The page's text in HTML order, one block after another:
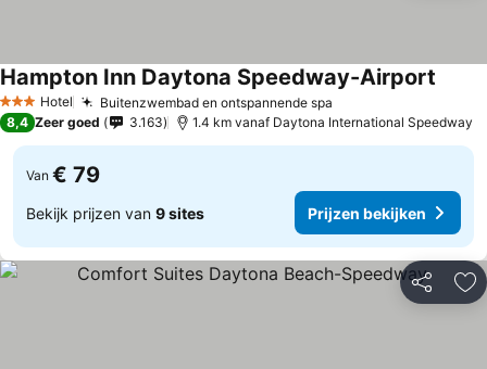
3 SterrenHotel Buitenzwembad en ontspannende spa
Hampton Inn Daytona Speedway-Airport
8,4 Zeer goed 3.163 1.4 km vanaf Daytona International Speedway
Van € 79
Bekijk prijzen van 9 sites Prijzen bekijken
Delen